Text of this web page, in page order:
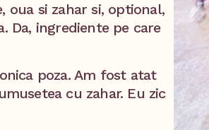
oua si zahar si, optional,
Da, ingrediente pe care
poza. Am fost atat
cu zahar. Eu zic